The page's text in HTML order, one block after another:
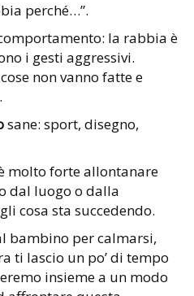
perché…”.
la rabbia è
i gesti aggressivi.
non vanno fatte e
.
sane: sport, disegno,
molto forte allontanare
dal luogo o dalla
cosa sta succedendo.
bambino per calmarsi,
ti lascio un po’ di tempo
insieme a un modo